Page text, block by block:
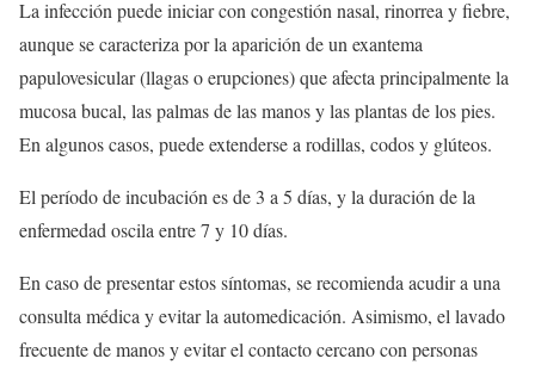
La infección puede iniciar con congestión nasal, rinorrea y fiebre,
aunque se caracteriza por la aparición de un exantema
papulovesicular (llagas o erupciones) que afecta principalmente la
mucosa bucal, las palmas de las manos y las plantas de los pies.
En algunos casos, puede extenderse a rodillas, codos y glúteos.
El período de incubación es de 3 a 5 días, y la duración de la
enfermedad oscila entre 7 y 10 días.
En caso de presentar estos síntomas, se recomienda acudir a una
consulta médica y evitar la automedicación. Asimismo, el lavado
frecuente de manos y evitar el contacto cercano con personas